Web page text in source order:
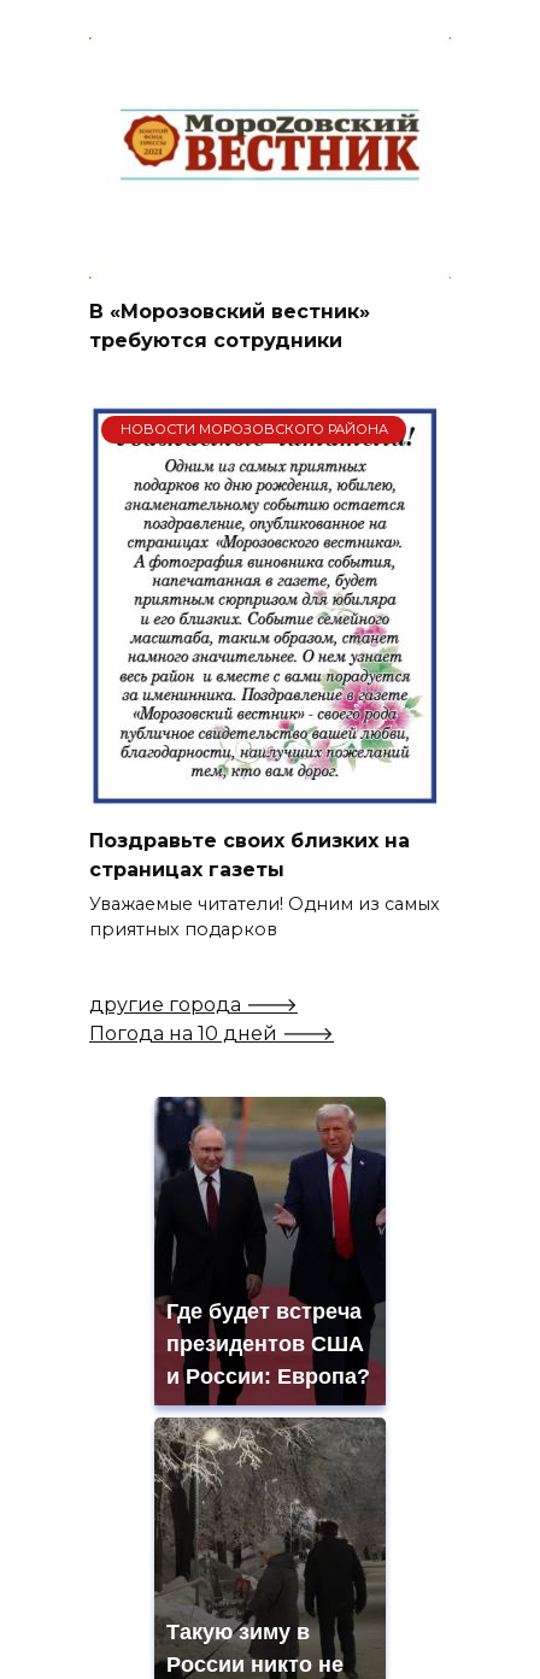
В «Морозовский вестник»
требуются сотрудники
НОВОСТИ МОРОЗОВСКОГО РАЙОНА
Поздравьте своих близких на
страницах газеты
Уважаемые читатели! Одним из самых
приятных подарков
другие города 🡒
Погода на 10 дней 🡒
Где будет встреча
президентов США
и России: Европа?
Такую зиму в
России никто не